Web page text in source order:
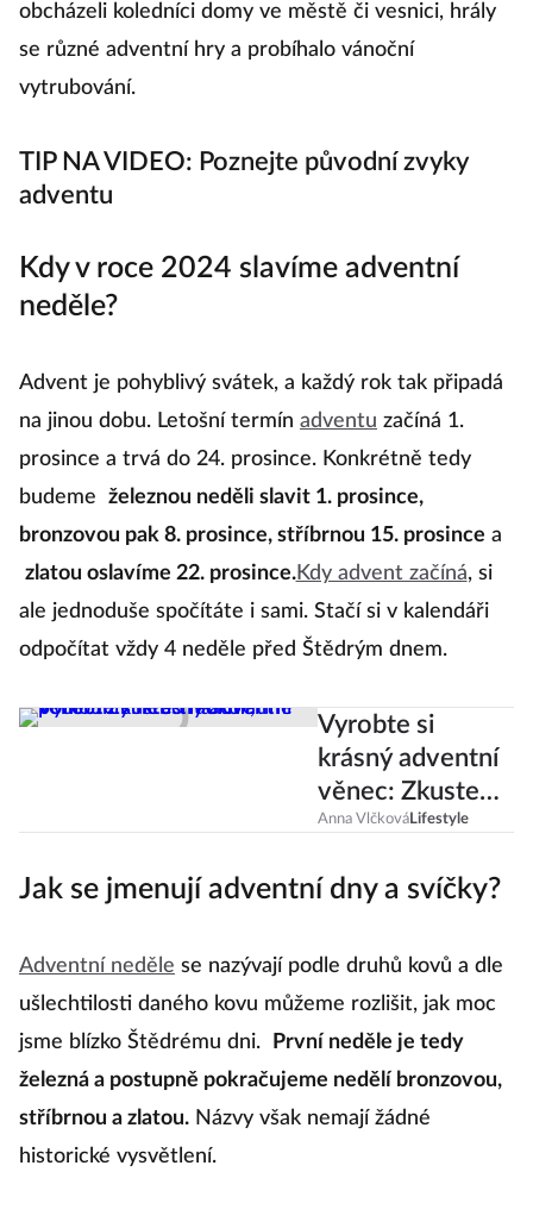
obcházeli koledníci domy ve městě či vesnici, hrály
se různé adventní hry a probíhalo vánoční
vytrubování.
TIP NA VIDEO: Poznejte původní zvyky
adventu
Kdy v roce 2024 slavíme adventní
neděle?
Advent je pohyblivý svátek, a každý rok tak připadá
na jinou dobu. Letošní termín adventu začíná 1.
prosince a trvá do 24. prosince. Konkrétně tedy
budeme
železnou neděli slavit 1. prosince,
bronzovou pak 8. prosince, stříbrnou 15. prosince a
zlatou oslavíme 22. prosince.Kdy advent začíná, si
ale jednoduše spočítáte i sami. Stačí si v kalendáři
odpočítat vždy 4 neděle před Štědrým dnem.
Vyrobte si
krásný adventní
věnec: Zkuste
tradiční,
na kulatině
Anna VlčkováLifestyle
Jak se jmenují adventní dny a svíčky?
Adventní neděle se nazývají podle druhů kovů a dle
ušlechtilosti daného kovu můžeme rozlišit, jak moc
jsme blízko Štědrému dni.
První neděle je tedy
železná a postupně pokračujeme nedělí bronzovou,
stříbrnou a zlatou. Názvy však nemají žádné
historické vysvětlení.